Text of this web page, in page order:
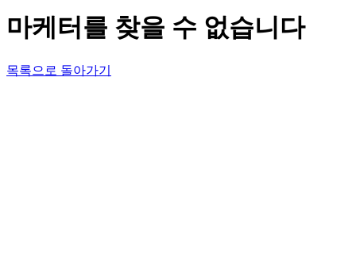
마케터를 찾을 수 없습니다
목록으로 돌아가기